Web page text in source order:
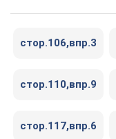
стор.106,впр.3
стор.110,впр.9
стор.117,впр.6